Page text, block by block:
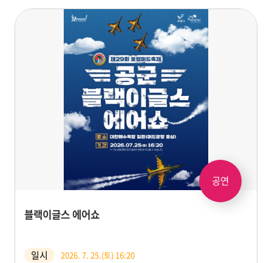
공연
블랙이글스 에어쇼
일시 2026. 7. 25.(토) 16:20